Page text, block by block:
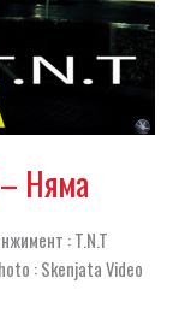
Няма
: T.N.T
: Skenjata Video